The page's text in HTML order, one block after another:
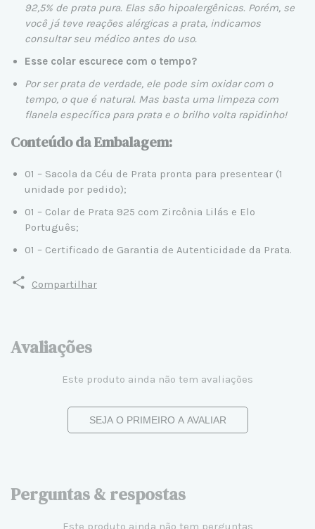
92,5% de prata pura. Elas são hipoalergênicas. Porém, se
você já teve reações alérgicas a prata, indicamos
consultar seu médico antes do uso.
Esse colar escurece com o tempo?
Por ser prata de verdade, ele pode sim oxidar com o
tempo, o que é natural. Mas basta uma limpeza com
flanela específica para prata e o brilho volta rapidinho!
Conteúdo da Embalagem:
01 – Sacola da Céu de Prata pronta para presentear (1
unidade por pedido);
01 – Colar de Prata 925 com Zircônia Lilás e Elo
Português;
01 – Certificado de Garantia de Autenticidade da Prata.
Compartilhar
Avaliações
Este produto ainda não tem avaliações
SEJA O PRIMEIRO A AVALIAR
Perguntas & respostas
Este produto ainda não tem perguntas